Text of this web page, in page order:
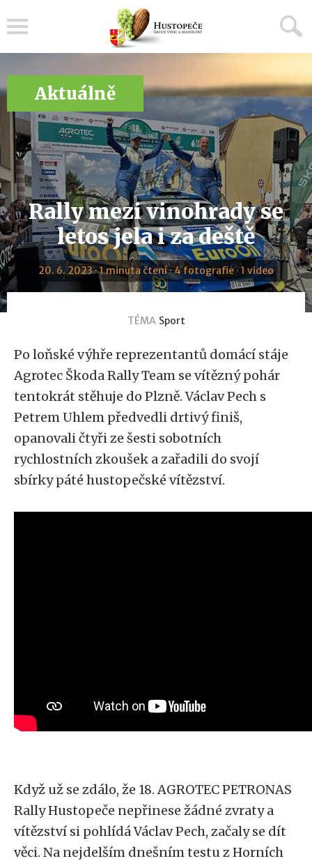
Aktuálně
Rally mezi vinohrady se
letos jela i za deště
20. 6. 2023 · 1 minuta čtení · 4 fotografie · 1 video
TÉMA Sport
Po loňské výhře reprezentantů domácí stáje
Agrotec Škoda Rally Team se vítězný pohár
tentokrát stěhuje do Plzně. Václav Pech s
Petrem Uhlem předvedli drtivý finiš,
opanovali čtyři ze šesti sobotních
rychlostních zkoušek a zařadili do svojí
sbírky páté hustopečské vítězství.
Když už se zdálo, že 18. AGROTEC PETRONAS
Rally Hustopeče nepřinese žádné zvraty a
vítězství si pohlídá Václav Pech, začaly se dít
věci. Na nejdelším dnešním testu z Horních